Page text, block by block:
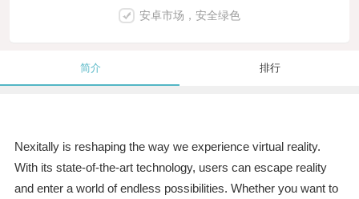
安卓市场，安全绿色
简介 排行
Nexitally is reshaping the way we experience virtual reality.
With its state-of-the-art technology, users can escape reality
and enter a world of endless possibilities. Whether you want to